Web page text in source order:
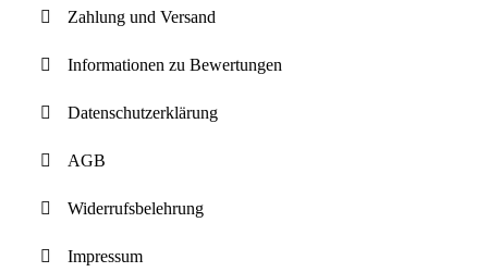
Zahlung und Versand
Informationen zu Bewertungen
Datenschutzerklärung
AGB
Widerrufsbelehrung
Impressum